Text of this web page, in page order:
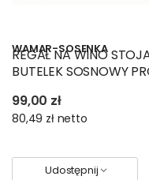
WAMAR-SOSENKA
REGAŁ NA WINO
BUTELEK SOSNOWY
99,00 zł
80,49 zł netto
Udostępnij